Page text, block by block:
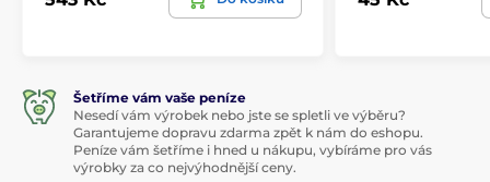
Šetříme vám vaše peníze
Nesedí vám výrobek nebo jste se spletli ve výběru?
Garantujeme dopravu zdarma zpět k nám do eshopu.
Peníze vám šetříme i hned u nákupu, vybíráme pro vás
výrobky za co nejvýhodnější ceny.